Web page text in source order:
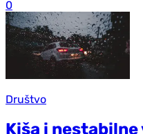
0
Društvo
Kiša i